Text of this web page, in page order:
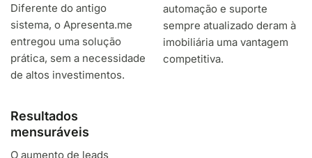
Diferente do antigo
sistema, o Apresenta.me
entregou uma solução
prática, sem a necessidade
de altos investimentos.​
automação e suporte
sempre atualizado deram à
imobiliária uma vantagem
competitiva.​
Resultados
mensuráveis​
O aumento de leads